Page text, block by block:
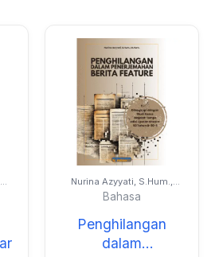
Nurina Azyyati, S.Hum.,
M.Hum.
Bahasa
Penghilangan
dalam